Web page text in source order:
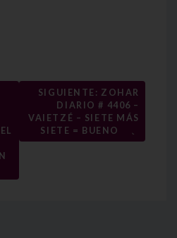
SIGUIENTE: ZOHAR
DIARIO # 4406 –
VAIETZÉ – SIETE MÁS
SIETE = BUENO
→